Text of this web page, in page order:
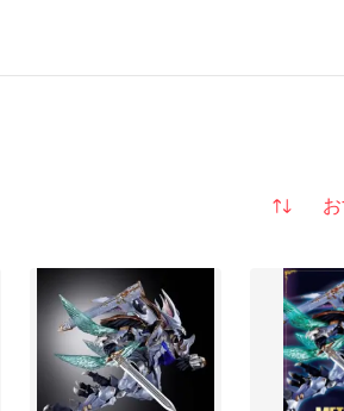
並び替え